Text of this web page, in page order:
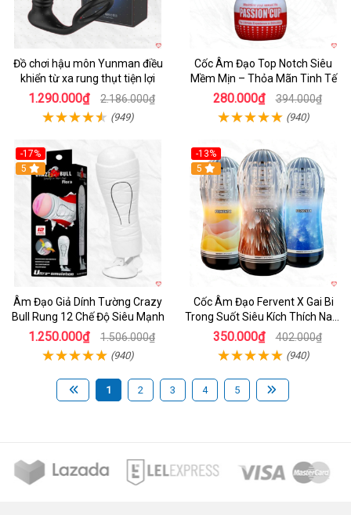
Đồ chơi hậu môn Yunman điều
khiển từ xa rung thụt tiện lợi
1.290.000₫ 2.186.000₫
(949)
Cốc Âm Đạo Top Notch Siêu
Mềm Mịn – Thỏa Mãn Tinh Tế
280.000₫ 394.000₫
(940)
-17%
5
Âm Đạo Giả Dính Tường Crazy
Bull Rung 12 Chế Độ Siêu Mạnh
1.250.000₫ 1.506.000₫
(940)
-13%
Hot
5
Cốc Âm Đạo Fervent X Gai Bi
Trong Suốt Siêu Kích Thích Nam
Giới
350.000₫ 402.000₫
(940)
1 2 3 4 5